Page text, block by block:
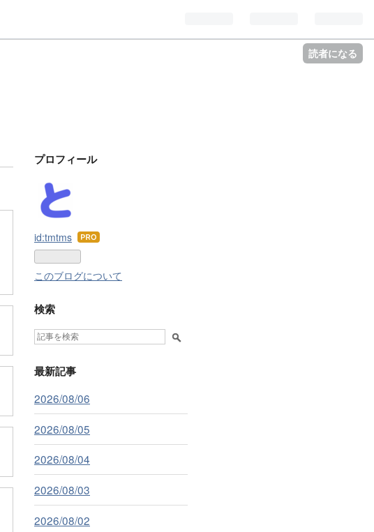
読者になる
プロフィール
id:tmtms はて
なブ
ログ
Pro
このブログについて
検索
最新記事
2026/08/06
2026/08/05
2026/08/04
2026/08/03
2026/08/02